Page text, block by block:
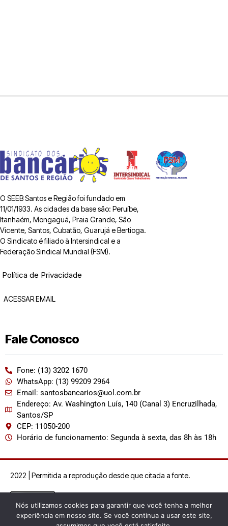
O SEEB Santos e Região foi fundado em
11/01/1933. As cidades da base são: Peruíbe,
Itanhaém, Mongaguá, Praia Grande, São
Vicente, Santos, Cubatão, Guarujá e Bertioga.
O Sindicato é filiado à Intersindical e a
Federação Sindical Mundial (FSM).
Política de Privacidade
ACESSAR EMAIL
Fale Conosco
Fone: (13) 3202 1670
WhatsApp: (13) 99209 2964
Email: santosbancarios@uol.com.br
Endereço: Av. Washington Luís, 140 (Canal 3) Encruzilhada,
Santos/SP
CEP: 11050-200
Horário de funcionamento: Segunda à sexta, das 8h às 18h
2022 | Permitida a reprodução desde que citada a fonte.
Nós utilizamos cookies para garantir que você tenha a melhor
experiência em nosso site. Se você continua a usar este site,